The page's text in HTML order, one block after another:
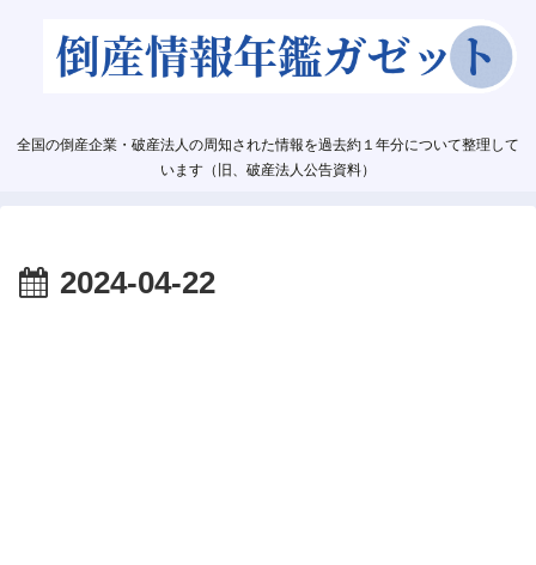
全国の倒産企業・破産法人の周知された情報を過去約１年分について整理して
います（旧、破産法人公告資料）
2024-04-22